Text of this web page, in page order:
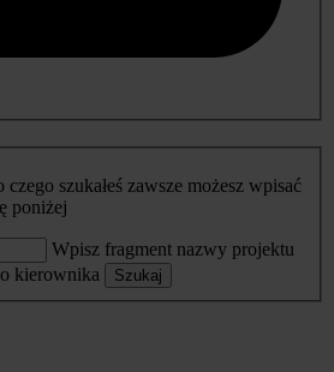
czego szukałeś zawsze możesz wpisać
poniżej
Wpisz fragment nazwy projektu
kierownika
Szukaj